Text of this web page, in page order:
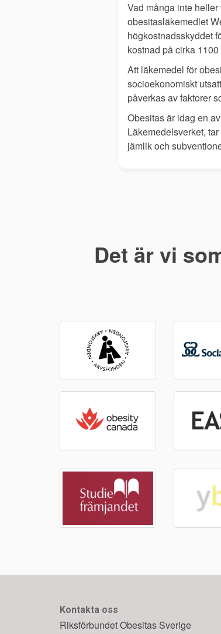
Vad många inte
obesitasläkemedlet
högkostnadsskyddet
kostnad på cirka
Att läkemedel för
socioekonomiskt
påverkas av faktorer
Obesitas är idag en
Läkemedelsverket,
jämlik och
Det är vi
Kontakta oss
Riksförbundet Obesitas Sverige